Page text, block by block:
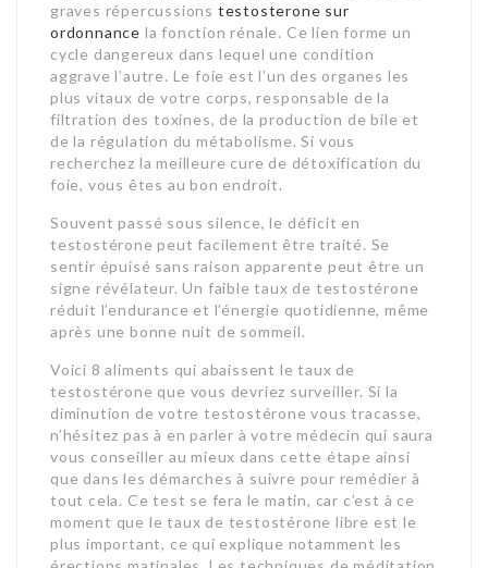
graves répercussions testosterone sur
ordonnance la fonction rénale. Ce lien forme un
cycle dangereux dans lequel une condition
aggrave l’autre. Le foie est l’un des organes les
plus vitaux de votre corps, responsable de la
filtration des toxines, de la production de bile et
de la régulation du métabolisme. Si vous
recherchez la meilleure cure de détoxification du
foie, vous êtes au bon endroit.
Souvent passé sous silence, le déficit en
testostérone peut facilement être traité. Se
sentir épuisé sans raison apparente peut être un
signe révélateur. Un faible taux de testostérone
réduit l’endurance et l’énergie quotidienne, même
après une bonne nuit de sommeil.
Voici 8 aliments qui abaissent le taux de
testostérone que vous devriez surveiller. Si la
diminution de votre testostérone vous tracasse,
n’hésitez pas à en parler à votre médecin qui saura
vous conseiller au mieux dans cette étape ainsi
que dans les démarches à suivre pour remédier à
tout cela. Ce test se fera le matin, car c’est à ce
moment que le taux de testostérone libre est le
plus important, ce qui explique notamment les